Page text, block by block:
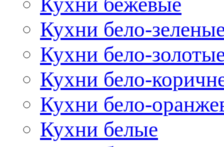
Кухни бело-
Кухни бело-
Кухни бело-
Кухни бело-
Кухни белые